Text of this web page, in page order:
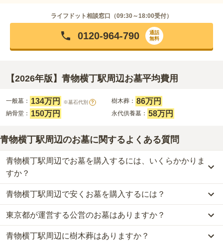
ライフドット相談窓口（09:30～18:00受付）
0120-964-790
通話
無料
【2026年版】青物横丁駅周辺お墓平均費用
一般墓： 134万円 ※墓石代別 ? 樹木葬： 86万円
納骨堂： 150万円 永代供養墓： 58万円
青物横丁駅周辺のお墓に関するよくある質問
青物横丁駅周辺でお墓を購入するには、いくらかかりま
すか？
青物横丁駅周辺での購入費用の目安は、一般墓が約301万円、樹木
葬が約86万円、納骨堂が約150万円、永代供養墓が約58万円です。
一般墓を建てる場合は、「永代使用料（土地代）」と「墓石代」の
2つが主な費用となります。
青物横丁駅周辺の一般墓の永代使用料の平均は
で、墓石代
青物横丁駅周辺で安くお墓を購入するには？
青物横丁駅周辺で一番安価なお墓は、天妙国寺 永代供養納骨堂 鳳
凰堂の納骨堂で、5万円からお求めいただけます。
一般的に最も費用を抑えられるのは、他の方のご遺骨と一緒に埋葬
東京都が運営する公営のお墓はありますか？
青物横丁駅周辺には、公営の霊園の掲載がありません。
青物横丁駅周辺に樹木葬はありますか？